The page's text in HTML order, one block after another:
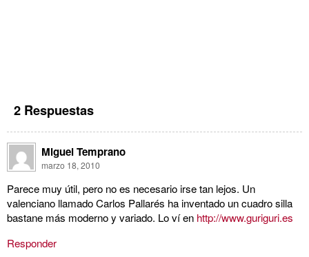
2 Respuestas
Miguel Temprano
marzo 18, 2010
Parece muy útil, pero no es necesario irse tan lejos. Un
valenciano llamado Carlos Pallarés ha inventado un cuadro silla
bastane más moderno y variado. Lo ví en http://www.guriguri.es
Responder